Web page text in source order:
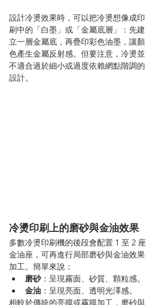
設計冷燙效果時，可以把冷燙想像成印
刷中的「白墨」或「金屬底層」：先建
立一層金屬底，再疊印彩色油墨，讓顏
色產生金屬反射感。但要注意，冷燙並
不適合過於細小或過度依賴網點階調的
設計。
冷燙印刷上的磨砂與金油效果
多數冷燙印刷機的後段會配置 1 至 2 座
金油座，可再進行局部磨砂與金油效果
加工。簡單來說：
磨砂：呈現霧面、砂質、顆粒感。
金油 ：呈現亮面、透明光澤感。
相較於傳統的亮膜或霧膜加工，磨砂與